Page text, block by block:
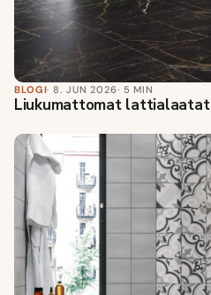
BLOGI· 8. JUN 2026· 5 MIN
Liukumattomat lattialaatat